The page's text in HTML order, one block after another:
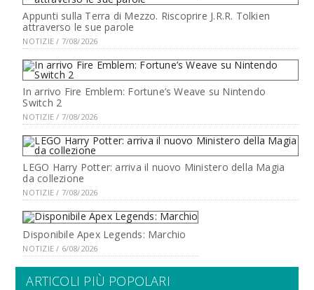
Appunti sulla Terra di Mezzo. Riscoprire J.R.R. Tolkien
attraverso le sue parole
NOTIZIE / 7/08/2026
In arrivo Fire Emblem: Fortune’s Weave su Nintendo
Switch 2
NOTIZIE / 7/08/2026
LEGO Harry Potter: arriva il nuovo Ministero della Magia
da collezione
NOTIZIE / 7/08/2026
Disponibile Apex Legends: Marchio
NOTIZIE / 6/08/2026
ARTICOLI PIÙ POPOLARI